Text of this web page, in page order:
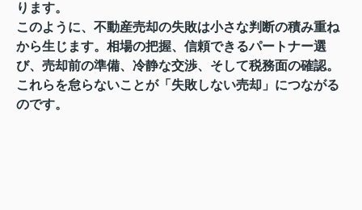
ります。
このように、不動産売却の失敗は小さな判断の積み重ね
から生じます。相場の把握、信頼できるパートナー選
び、売却前の準備、冷静な交渉、そして税務面の確認。
これらを怠らないことが「失敗しない売却」につながる
のです。